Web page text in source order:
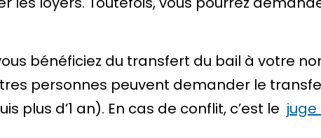
bénéficiez du transfert du bail à votre
personnes peuvent demander le
d’1 an). En cas de conflit, c’est le